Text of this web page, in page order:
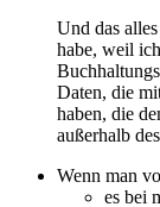
Und das
habe, weil
Daten, die
haben, die
außerhalb
Wenn man
es bei